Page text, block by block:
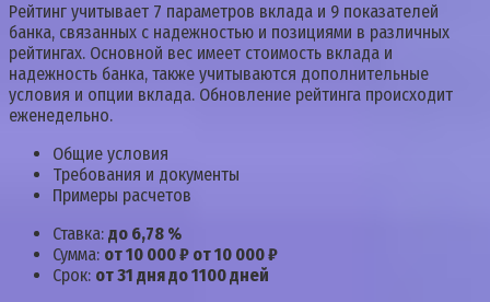
Рейтинг учитывает 7 параметров вклада и 9 показателей
банка, связанных с надежностью и позициями в различных
рейтингах. Основной вес имеет стоимость вклада и
надежность банка, также учитываются дополнительные
условия и опции вклада. Обновление рейтинга происходит
еженедельно.
Общие условия
Требования и документы
Примеры расчетов
Ставка: до 6,78 %
Сумма: от 10 000 ₽ от 10 000 ₽
Срок: от 31 дня до 1100 дней